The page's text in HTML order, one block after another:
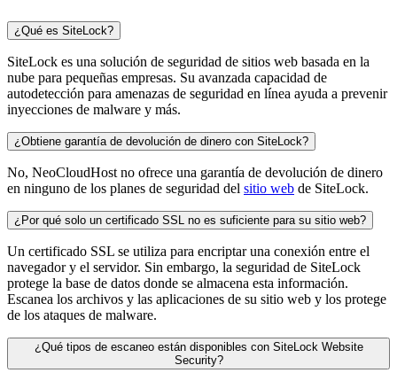
¿Qué es SiteLock?
SiteLock es una solución de seguridad de sitios web basada en la
nube para pequeñas empresas. Su avanzada capacidad de
autodetección para amenazas de seguridad en línea ayuda a prevenir
inyecciones de malware y más.
¿Obtiene garantía de devolución de dinero con SiteLock?
No, NeoCloudHost no ofrece una garantía de devolución de dinero
en ninguno de los planes de seguridad del sitio web de SiteLock.
¿Por qué solo un certificado SSL no es suficiente para su sitio web?
Un certificado SSL se utiliza para encriptar una conexión entre el
navegador y el servidor. Sin embargo, la seguridad de SiteLock
protege la base de datos donde se almacena esta información.
Escanea los archivos y las aplicaciones de su sitio web y los protege
de los ataques de malware.
¿Qué tipos de escaneo están disponibles con SiteLock Website
Security?